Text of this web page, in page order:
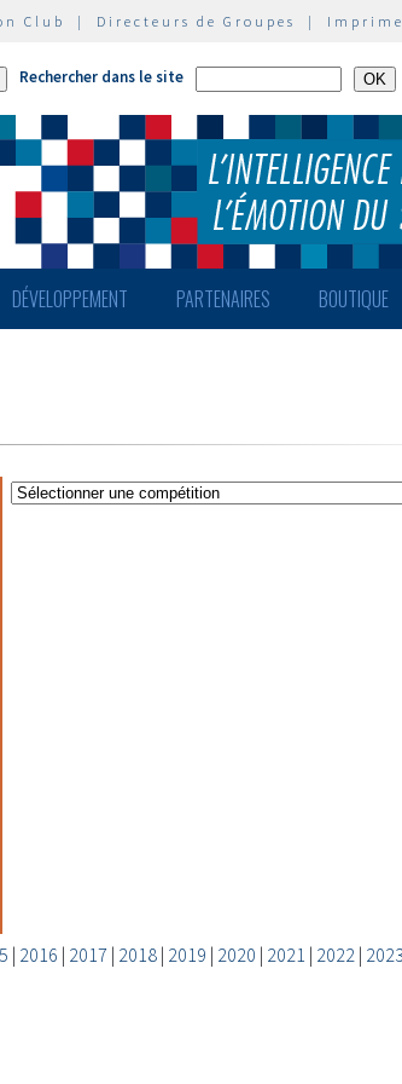
Club | Directeurs de Groupes |
Rechercher dans le site
DÉVELOPPEMENT PARTENAIRES BOUTIQUE
| 2016 | 2017 | 2018| 2019 | 2020 | 2021 | 2022| 2023